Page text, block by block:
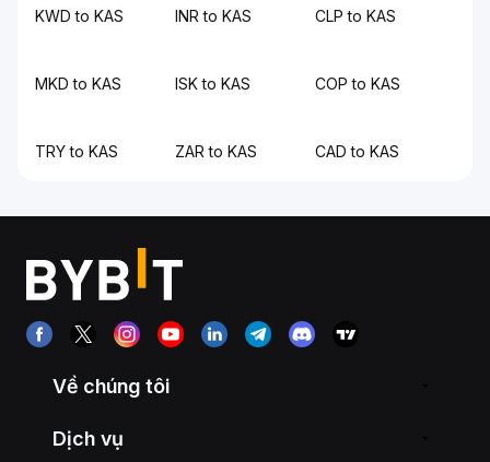
KWD to KAS INR to KAS CLP to KAS
MKD to KAS ISK to KAS COP to KAS
TRY to KAS ZAR to KAS CAD to KAS
Về chúng tôi
Dịch vụ